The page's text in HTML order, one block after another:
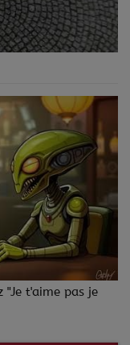
"Je t'aime pas je